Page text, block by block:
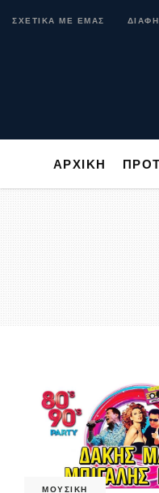
ΣΧΕΤΙΚΑ ΜΕ ΕΜΑΣ
ΑΡΧΙΚΗ
ΑΡΧΙΚΗ
ΜΟΥΣΙΚΗ